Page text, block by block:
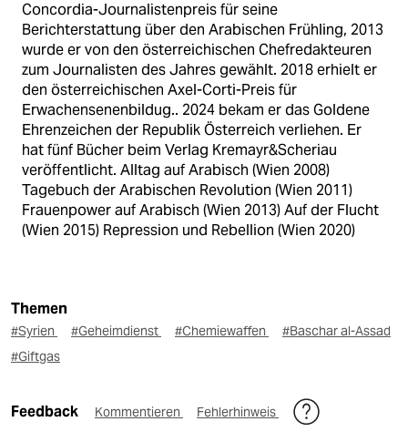
Concordia-Journalistenpreis für seine
Berichterstattung über den Arabischen Frühling, 2013
wurde er von den österreichischen Chefredakteuren
zum Journalisten des Jahres gewählt. 2018 erhielt er
den österreichischen Axel-Corti-Preis für
Erwachensenenbildug.. 2024 bekam er das Goldene
Ehrenzeichen der Republik Österreich verliehen. Er
hat fünf Bücher beim Verlag Kremayr&Scheriau
veröffentlicht. Alltag auf Arabisch (Wien 2008)
Tagebuch der Arabischen Revolution (Wien 2011)
Frauenpower auf Arabisch (Wien 2013) Auf der Flucht
(Wien 2015) Repression und Rebellion (Wien 2020)
Themen
#Syrien #Geheimdienst #Chemiewaffen
#Baschar al-Assad
#Giftgas
Feedback Kommentieren Fehlerhinweis